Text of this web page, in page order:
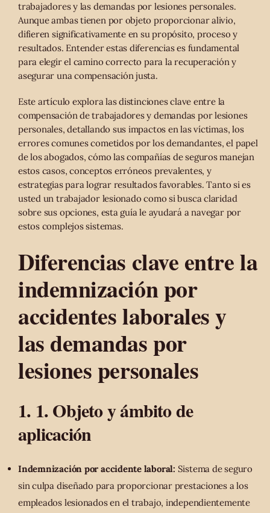
trabajadores y las demandas por lesiones personales.
Aunque ambas tienen por objeto proporcionar alivio,
difieren significativamente en su propósito, proceso y
resultados. Entender estas diferencias es fundamental
para elegir el camino correcto para la recuperación y
asegurar una compensación justa.
Este artículo explora las distinciones clave entre la
compensación de trabajadores y demandas por lesiones
personales, detallando sus impactos en las víctimas, los
errores comunes cometidos por los demandantes, el papel
de los abogados, cómo las compañías de seguros manejan
estos casos, conceptos erróneos prevalentes, y
estrategias para lograr resultados favorables. Tanto si es
usted un trabajador lesionado como si busca claridad
sobre sus opciones, esta guía le ayudará a navegar por
estos complejos sistemas.
Diferencias clave entre la
indemnización por
accidentes laborales y
las demandas por
lesiones personales
1. 1. Objeto y ámbito de
aplicación
Indemnización por accidente laboral: Sistema de seguro
sin culpa diseñado para proporcionar prestaciones a los
empleados lesionados en el trabajo, independientemente